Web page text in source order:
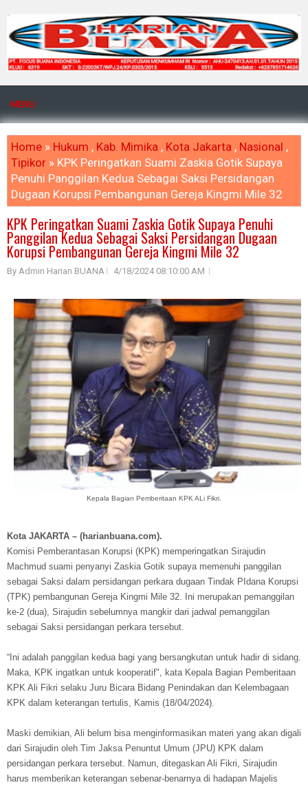
MENU
Home » Hukum , Kab. Mimika , Kota Jakarta , Nasional ,
Tipikor » KPK Peringatkan Suami Zaskia Gotik Supaya
Penuhi Panggilan Kedua Sebagai Saksi Persidangan
Dugaan Korupsi Pembangunan Gereja Kingmi Mile 32
KPK Peringatkan Suami Zaskia Gotik Supaya Penuhi
Panggilan Kedua Sebagai Saksi Persidangan Dugaan
Korupsi Pembangunan Gereja Kingmi Mile 32
By Admin Harian BUANA 4/18/2024 08:10:00 AM
Kepala Bagian Pemberitaan KPK ALi Fikri.
Kota JAKARTA – (harianbuana.com).
Komisi Pemberantasan Korupsi (KPK) memperingatkan Sirajudin
Machmud suami penyanyi Zaskia Gotik supaya memenuhi panggilan
sebagai Saksi dalam persidangan perkara dugaan Tindak PIdana Korupsi
(TPK) pembangunan Gereja Kingmi Mile 32. Ini merupakan pemanggilan
ke-2 (dua), Sirajudin sebelumnya mangkir dari jadwal pemanggilan
sebagai Saksi persidangan perkara tersebut.
“Ini adalah panggilan kedua bagi yang bersangkutan untuk hadir di sidang.
Maka, KPK ingatkan untuk kooperatif", kata Kepala Bagian Pemberitaan
KPK Ali Fikri selaku Juru Bicara Bidang Penindakan dan Kelembagaan
KPK dalam keterangan tertulis, Kamis (18/04/2024).
Maski demikian, Ali belum bisa menginformasikan materi yang akan digali
dari Sirajudin oleh Tim Jaksa Penuntut Umum (JPU) KPK dalam
persidangan perkara tersebut. Namun, ditegaskan Ali Fikri, Sirajudin
harus memberikan keterangan sebenar-benarnya di hadapan Majelis